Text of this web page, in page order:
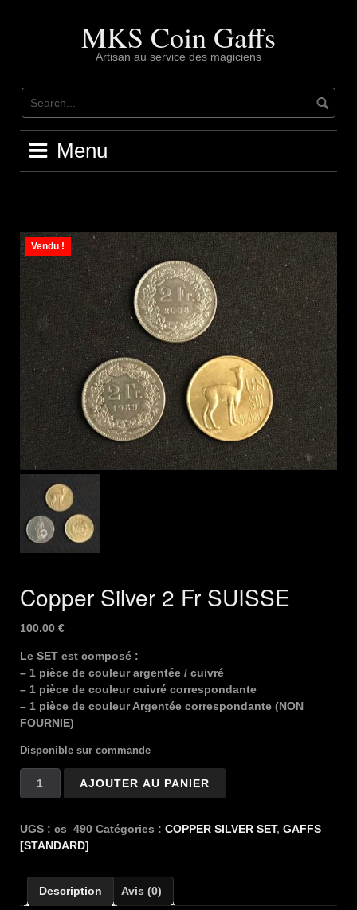
MKS Coin Gaffs
Artisan au service des magiciens
Menu
Vendu !
Copper Silver 2 Fr SUISSE
100.00 €
Le SET est composé :
– 1 pièce de couleur argentée / cuivré
– 1 pièce de couleur cuivré correspondante
– 1 pièce de couleur Argentée correspondante (NON
FOURNIE)
Disponible sur commande
Silver
2
SUISSE
AJOUTER AU PANIER
UGS : cs_490 Catégories : COPPER SILVER SET, GAFFS
[STANDARD]
Description Avis (0)